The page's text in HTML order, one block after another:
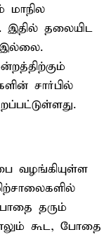
மாநில
இதில் தலையிட
இல்லை.
சார்பில்
வழங்கியுள்ள
தரும்
கூட, போதை